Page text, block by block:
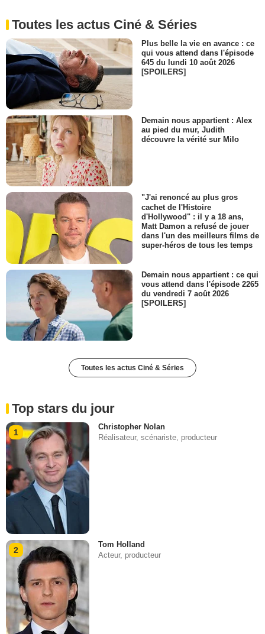
Toutes les actus Ciné & Séries
Plus belle la vie en avance : ce
qui vous attend dans l'épisode
645 du lundi 10 août 2026
[SPOILERS]
Demain nous appartient : Alex
au pied du mur, Judith
découvre la vérité sur Milo
"J'ai renoncé au plus gros
cachet de l'Histoire
d'Hollywood" : il y a 18 ans,
Matt Damon a refusé de jouer
dans l'un des meilleurs films de
super-héros de tous les temps
Demain nous appartient : ce qui
vous attend dans l'épisode 2265
du vendredi 7 août 2026
[SPOILERS]
Toutes les actus Ciné & Séries
Top stars du jour
1
Christopher Nolan
Réalisateur, scénariste, producteur
2
Tom Holland
Acteur, producteur